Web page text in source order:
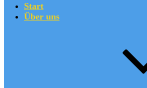
Start
Über uns